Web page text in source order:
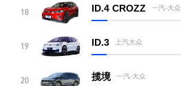
18 ID.4 CROZZ 一汽-大众
19 ID.3 上汽大众
20 揽境 一汽-大众